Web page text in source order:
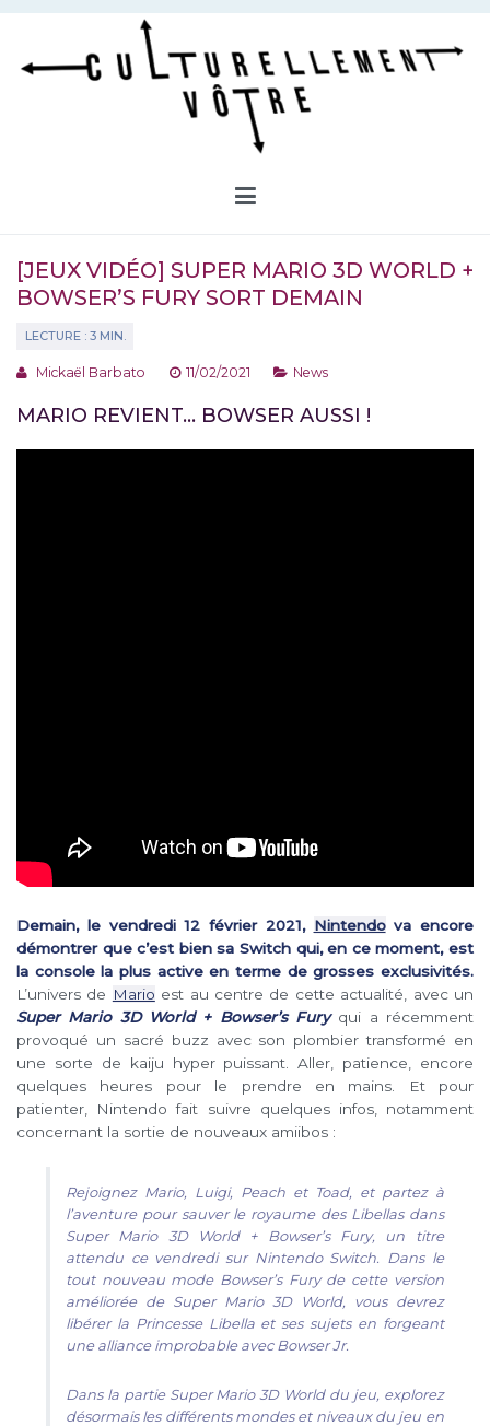
Aller
contenu
[JEUX VIDÉO] SUPER MARIO 3D WORLD +
BOWSER’S FURY SORT DEMAIN
Mickaël Barbato 11/02/2021 News
MARIO REVIENT… BOWSER AUSSI !
Demain, le vendredi 12 février 2021, Nintendova encore
démontrer que c’est bien sa Switch qui, en ce moment, est
la console la plus active en terme de grosses exclusivités.
L’univers de Mario est au centre de cette actualité, avec un
Super Mario 3D World + Bowser’s Furyqui a récemment
provoqué un sacré buzz avec son plombier transformé en
une sorte de kaiju hyper puissant. Aller, patience, encore
quelques heures pour le prendre en mains. Et pour
patienter, Nintendo fait suivre quelques infos, notamment
concernant la sortie de nouveaux amiibos :
Rejoignez Mario, Luigi, Peach et Toad, et partez à
l’aventure pour sauver le royaume des Libellas dans
Super Mario 3D World + Bowser’s Fury, un titre
attendu ce vendredi sur Nintendo Switch. Dans le
tout nouveau mode Bowser’s Fury de cette version
améliorée de Super Mario 3D World, vous devrez
libérer la Princesse Libella et ses sujets en forgeant
une alliance improbable avec Bowser Jr.
Dans la partie Super Mario 3D World du jeu, explorez
désormais les différents mondes et niveaux du jeu en